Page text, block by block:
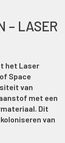
– LASER
het Laser
Space
van
met een
Dit
van